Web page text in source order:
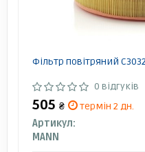
Фільтр повітряний
0 відгуків
505 ₴
термін 2 дн.
Артикул:
MANN